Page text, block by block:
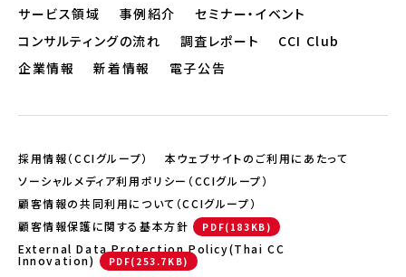
サービス領域 事例紹介
セミナー・イベント
コンサルティングの流れ
調査レポート
CCI Club
企業情報
新着情報 電子公告
採用情報（CCIグループ）
本ウェブサイトのご利用にあたって
ソーシャルメディア利用ポリシー（CCIグループ）
顧客情報の共同利用について（CCIグループ）
顧客情報保護に関する基本方針
External Data Protection Policy(Thai CC
Innovation)